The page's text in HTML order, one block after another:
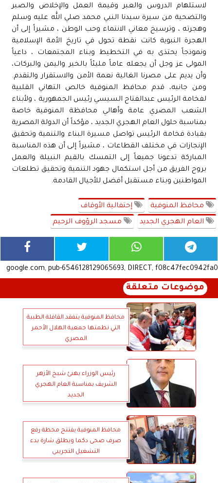
لاستلهام الدروس والعبر وقيمة العمل والإخلاص والصبر
والتضحية من سيرة سيدنا النبي محمد صلي الله عليه وسلم
وهجرته ، وترسيخ معاني الانتماء وحب الوطن ، مشيراً إلى أن
الهجرة النبوية كانت نقطة تحول في تاريخ الأمة الإسلامية
ونموذجاً يحتذى به في التخطيط وبناء المجتمعات ، داعياً
المولى عز وجل أن يجعله عاماً مليئاً بالخير واليمن والبركات،
وأن يديم على مصرنا الغالية نعمة الأمن والاستقرار والتقدم.
ومن جانبه، قدم محافظ المنوفية خالص التهاني القلبية
لفخامة الرئيس عبدالفتاح السيسي رئيس الجمهورية ، ولأبناء
الشعب المصري عامة وأهالي محافظة المنوفية خاصة
بمناسبة حلول العام الهجري الجديد ، مؤكداً أن الدولة المصرية
بقيادة فخامة الرئيس تواصل مسيرة البناء والتنمية وتحقيق
الإنجازات في مختلف القطاعات ، مشيراً إلى أن هذه المناسبة
المباركة تدعونا جميعاً إلى التمسك بالقيم النبيلة والعمل
بروح الفريق من أجل استكمال جهود التنمية وتحقيق تطلعات
المواطنين وبناء مستقبل أفضل للأجيال القادمة.
محافظ المنوفية إحتفالية الأوقاف
العام الهجري الجديد مسجد الرؤوف الرحيم
google.com, pub-6546128129065693, DIRECT, f08c47fec0942fa0
موضوعات متعلقة
محافظ المنوفية يتفقد القافلة الطبية
التي نظمتها جمعية الهلال الأحمر
المصري
رئيس الوزراء يهنئ شيخ الأزهر
الشريف بمناسبة العام الهجري
الجديد
محافظ المنوفية يفتتح محطة رفع
صرف صحى دكما ويطلق شارة بدء
التشغيل التجريبى